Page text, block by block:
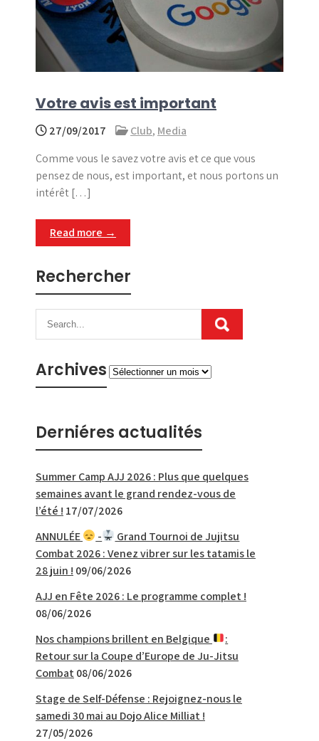
Votre avis est important
27/09/2017 Club, Media
Comme vous le savez votre avis et ce que vous
pensez de nous, est important, et nous portons un
intérêt […]
Read more →
Rechercher
ArchivesArchives
Derniéres actualités
Summer Camp AJJ 2026 : Plus que quelques
semaines avant le grand rendez-vous de
l’été ! 17/07/2026
ANNULÉE
-
Grand Tournoi de Jujitsu
Combat 2026 : Venez vibrer sur les tatamis le
28 juin ! 09/06/2026
AJJ en Fête 2026 : Le programme complet !
08/06/2026
Nos champions brillent en Belgique
:
Retour sur la Coupe d’Europe de Ju-Jitsu
Combat 08/06/2026
Stage de Self-Défense : Rejoignez-nous le
samedi 30 mai au Dojo Alice Milliat !
27/05/2026